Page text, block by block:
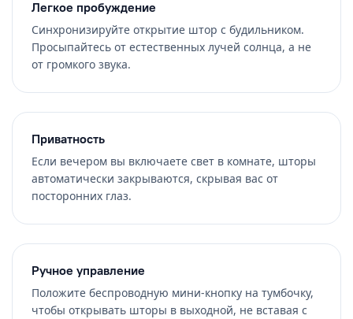
Легкое пробуждение
Синхронизируйте открытие штор с будильником.
Просыпайтесь от естественных лучей солнца, а не
от громкого звука.
Приватность
Если вечером вы включаете свет в комнате, шторы
автоматически закрываются, скрывая вас от
посторонних глаз.
Ручное управление
Положите беспроводную мини-кнопку на тумбочку,
чтобы открывать шторы в выходной, не вставая с